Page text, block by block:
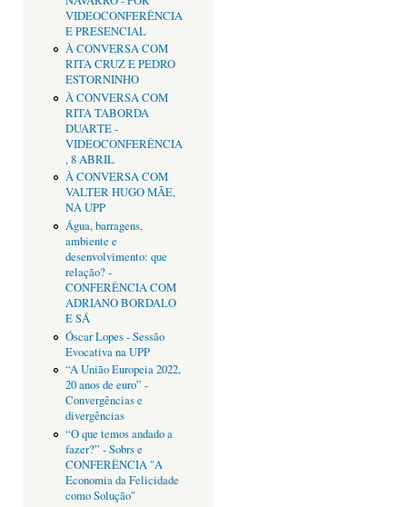
VIDEOCONFERÊNCIA
E PRESENCIAL
À CONVERSA COM
RITA CRUZ E PEDRO
ESTORNINHO
À CONVERSA COM
RITA TABORDA
DUARTE -
VIDEOCONFERÊNCIA
, 8 ABRIL
À CONVERSA COM
VALTER HUGO MÃE,
NA UPP
Água, barragens,
ambiente e
desenvolvimento: que
relação? -
CONFERÊNCIA COM
ADRIANO BORDALO
E SÁ
Óscar Lopes - Sessão
Evocativa na UPP
“A União Europeia 2022,
20 anos de euro” -
Convergências e
divergências
“O que temos andado a
fazer?” - Sobrs e
CONFERÊNCIA "A
Economia da Felicidade
como Solução"